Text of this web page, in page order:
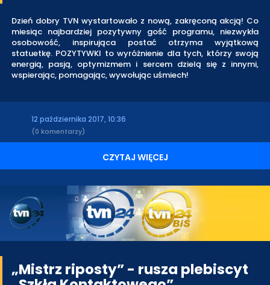
Dzień dobry TVN wystartowało z nową, zakręconą akcją! Co
miesiąc najbardziej pozytywny gość programu, niezwykła
osobowość, inspirująca postać otrzyma wyjątkową
statuetkę. POZYTYWKI to wyróżnienie dla tych, którzy swoją
energią, pasją, optymizmem i sercem dzielą się z innymi,
wspierając, pomagając, wywołując uśmiech!
12 października 2017, 10:36
(0 komentarzy)
CZYTAJ WIĘCEJ
„Mistrz riposty” - rusza plebiscyt